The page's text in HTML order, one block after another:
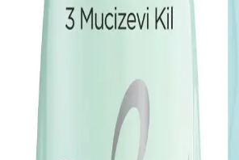
Elseve Çoklu Çözüm Serisi:
Çok Yönlü Bakım Çözümleri
Elseve Çoklu Çözüm serisi, farklı saç
nem, güç ve parlaklık kazandıran pratik
sağlıklı ve canlı tutar.
Elseve Dolgunlaştırıcı Hacim
Saçlara Doğal Hacim